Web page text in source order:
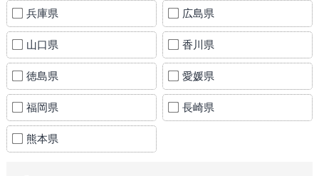
兵庫県 広島県
山口県 香川県
徳島県 愛媛県
福岡県 長崎県
熊本県